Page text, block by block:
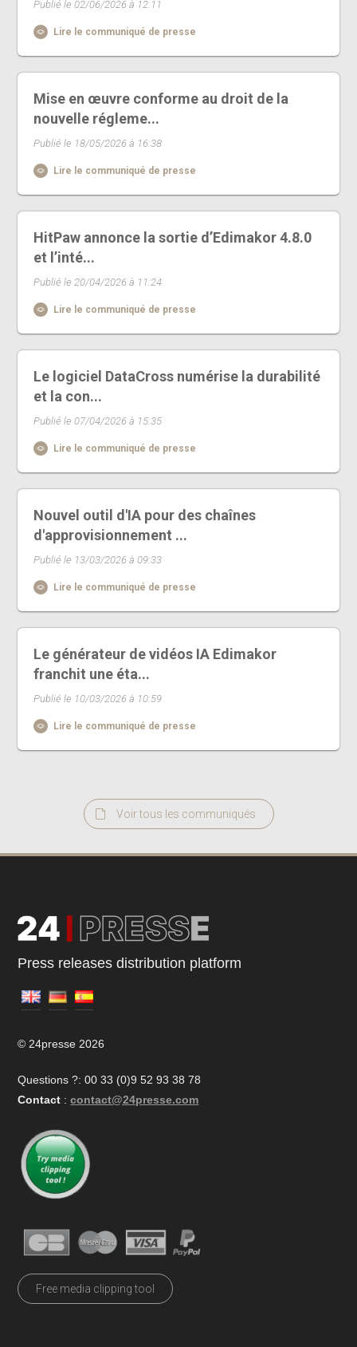
Publié le 02/06/2026 à 12:11
Lire le communiqué de presse
Mise en œuvre conforme au droit de la
nouvelle régleme...
Publié le 18/05/2026 à 16:38
Lire le communiqué de presse
HitPaw annonce la sortie d’Edimakor 4.8.0
et l’inté...
Publié le 20/04/2026 à 11:24
Lire le communiqué de presse
Le logiciel DataCross numérise la durabilité
et la con...
Publié le 07/04/2026 à 15:35
Lire le communiqué de presse
Nouvel outil d'IA pour des chaînes
d'approvisionnement ...
Publié le 13/03/2026 à 09:33
Lire le communiqué de presse
Le générateur de vidéos IA Edimakor
franchit une éta...
Publié le 10/03/2026 à 10:59
Lire le communiqué de presse
Voir tous les communiqués
Press releases distribution platform
© 24presse 2026
Questions ?: 00 33 (0)9 52 93 38 78
Contact : contact@24presse.com
Free media clipping tool